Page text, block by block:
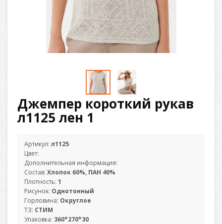
Джемпер короткий рукав
л1125 лен 1
Артикул: л1125
Цвет:
Дополнительная информация:
Состав: Хлопок 60%, ПАН 40%
Плотность: 1
Рисунок: Однотонный
Горловина: Округлое
ТЗ: СТИМ
Упаковка: 360*270*30